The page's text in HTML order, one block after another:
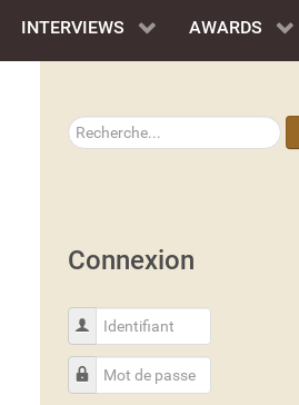
INTERVIEWS AWARDS
Rechercher
Connexion
Identifiant
Mot de passe